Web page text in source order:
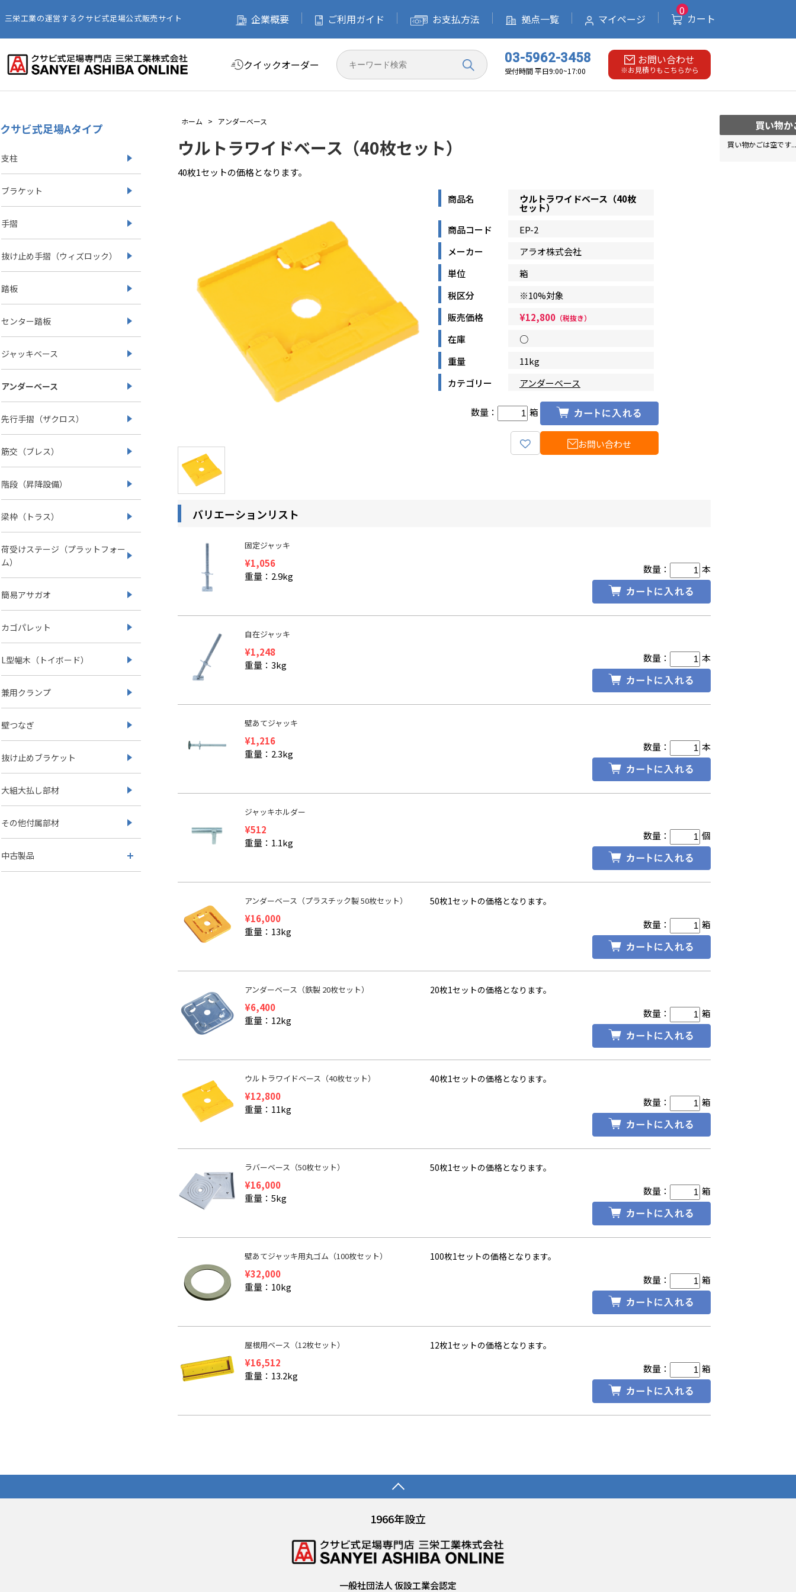
三栄工業の運営するクサビ式足場公式販売サイト 企業概要 ご利用ガイド お支払方法 拠点一覧 マイページ
0
カート
企業概要 ご利用ガイド お支払方法 拠点一覧 マイページ
0
カート
クイックオーダー 03-5962-3458
受付時間 平日9:00~17:00
お問い合わせ
※お見積りもこちらから
ホーム > アンダーベース
ウルトラワイドベース（40枚セット）
40枚1セットの価格となります。
商品名 ウルトラワイドベース（40枚
セット）
商品コード
EP-2
メーカー
アラオ株式会社
単位
箱
税区分
※10%対象
販売価格
¥12,800 （税抜き）
在庫
○
重量
11kg
カテゴリー
アンダーベース
数量： 箱
お問い合わせ
バリエーションリスト
固定ジャッキ
¥1,056
重量：2.9kg
数量： 本
自在ジャッキ
¥1,248
重量：3kg
数量： 本
壁あてジャッキ
¥1,216
重量：2.3kg
数量： 本
ジャッキホルダー
¥512
重量：1.1kg
数量： 個
アンダーベース（プラスチック製 50枚セット）
¥16,000
重量：13kg
50枚1セットの価格となります。
数量： 箱
アンダーベース（鉄製 20枚セット）
¥6,400
重量：12kg
20枚1セットの価格となります。
数量： 箱
ウルトラワイドベース（40枚セット）
¥12,800
重量：11kg
40枚1セットの価格となります。
数量： 箱
ラバーベース（50枚セット）
¥16,000
重量：5kg
50枚1セットの価格となります。
数量： 箱
壁あてジャッキ用丸ゴム（100枚セット）
¥32,000
重量：10kg
100枚1セットの価格となります。
数量： 箱
屋根用ベース（12枚セット）
¥16,512
重量：13.2kg
12枚1セットの価格となります。
数量： 箱
クサビ式足場Aタイプ
支柱
ブラケット
手摺
抜け止め手摺（ウィズロック）
踏板
センター踏板
ジャッキベース
アンダーベース
先行手摺（ザクロス）
筋交（ブレス）
階段（昇降設備）
梁枠（トラス）
荷受けステージ（プラットフォー
ム）
簡易アサガオ
カゴパレット
L型幅木（トイボード）
兼用クランプ
壁つなぎ
抜け止めブラケット
大組大払し部材
その他付属部材
中古製品
買い物か
買い物かごは空です...
1966年設立
一般社団法人 仮設工業会認定